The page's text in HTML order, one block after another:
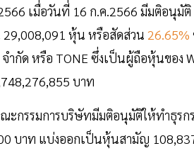
เมื่อวันที่ 16 ก.ค.2566 มีมติอนุมั
29,008,091 หุ้น หรือสัดส่วน 26.65%
จำกัด หรือ TONE ซึ่งเป็นผู้ถือหุ้นของ
บาท
กรรมการบริษัทมีมติอนุมัติให้ทำธุร
บาท แบ่งออกเป็นหุ้นสามัญ